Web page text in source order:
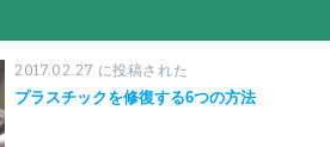
2017.02.27 に投稿された
プラスチックを修復する6つの方法